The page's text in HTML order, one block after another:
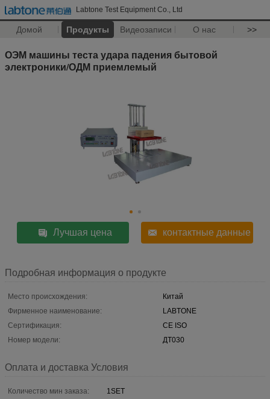
Labtone Test Equipment Co., Ltd
Домой Продукты Видеозаписи О нас >>
ОЭМ машины теста удара падения бытовой
электроники/ОДМ приемлемый
Лучшая цена контактные данные
Подробная информация о продукте
Место происхождения:
Китай
Фирменное наименование:
LABTONE
Сертификация:
CE ISO
Номер модели:
ДТ030
Оплата и доставка Условия
Количество мин заказа:
1SET